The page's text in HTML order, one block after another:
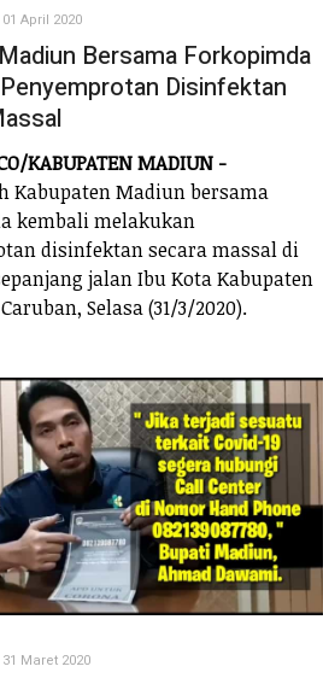
01 April 2020
Bersama Forkopimda
Disinfektan
KABUPATEN MADIUN -
Kabupaten Madiun bersama
kembali melakukan
disinfektan secara massal di
jalan Ibu Kota Kabupaten
Selasa (31/3/2020).
31 Maret 2020